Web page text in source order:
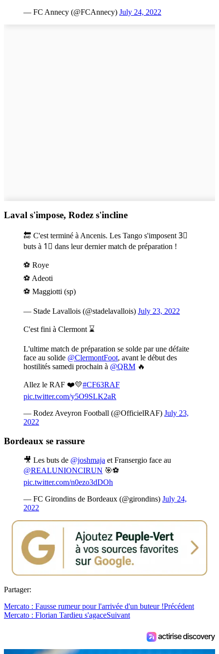
— FC Annecy (@FCAnnecy) July 24, 2022
Laval s'impose, Rodez s'incline
🔚 C'est terminé à Ancenis. Les Tango s'imposent 3⃣
buts à 1⃣ dans leur dernier match de préparation !
⚽️ Roye
⚽️ Adeoti
⚽️ Maggiotti (sp)
— Stade Lavallois (@stadelavallois) July 23, 2022
C'est fini à Clermont ⌛️
L'ultime match de préparation se solde par une défaite
face au solide @ClermontFoot, avant le début des
hostilités samedi prochain à @QRM 🔥
Allez le RAF ❤️💛#CF63RAF
pic.twitter.com/y5O9SLK2aR
— Rodez Aveyron Football (@OfficielRAF) July 23,
2022
Bordeaux se rassure
🎥 Les buts de @joshmaja et Fransergio face au
@REALUNIONCIRUN 🎯⚽
pic.twitter.com/n0ezo3dDOh
— FC Girondins de Bordeaux (@girondins) July 24,
2022
Partager:
Mercato : Fausse rumeur pour l'arrivée d'un buteur !Précédent
Mercato : Florian Tardieu s'agaceSuivant